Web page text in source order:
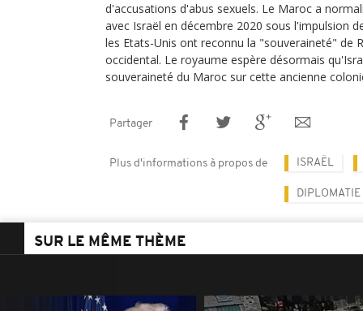
d'accusations d'abus sexuels. Le Maroc a
avec Israël en décembre 2020 sous l'impulsion
les Etats-Unis ont reconnu la "souveraineté" de
occidental. Le royaume espère désormais
souveraineté du Maroc sur cette ancienne
Partager
Plus d'informations à propos de ISRAËL
DIPLOMATIE
SUR LE MÊME THÈME